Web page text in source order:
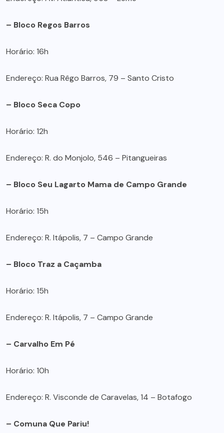
– Bloco Regos Barros
Horário: 16h
Endereço: Rua Rêgo Barros, 79 – Santo Cristo
– Bloco Seca Copo
Horário: 12h
Endereço: R. do Monjolo, 546 – Pitangueiras
– Bloco Seu Lagarto Mama de Campo Grande
Horário: 15h
Endereço: R. Itápolis, 7 – Campo Grande
– Bloco Traz a Caçamba
Horário: 15h
Endereço: R. Itápolis, 7 – Campo Grande
– Carvalho Em Pé
Horário: 10h
Endereço: R. Visconde de Caravelas, 14 – Botafogo
– Comuna Que Pariu!